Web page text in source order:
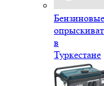
Бензиновые
в
Туркестане